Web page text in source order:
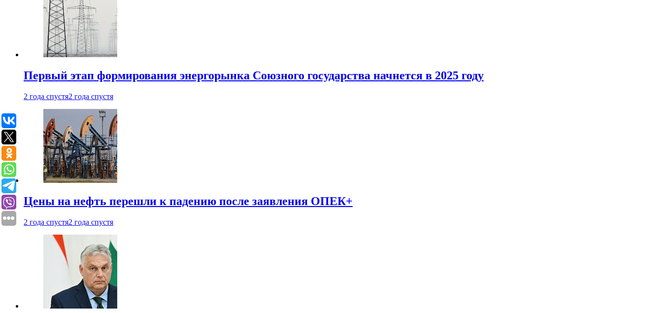
Первый этап формирования энергорынка Союзного государства начнется в 2025 году
2 года спустя2 года спустя
Цены на нефть перешли к падению после заявления ОПЕК+
2 года спустя2 года спустя